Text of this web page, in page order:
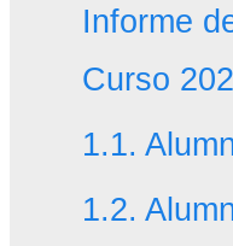
Informe
Curso
1.1.
1.2.